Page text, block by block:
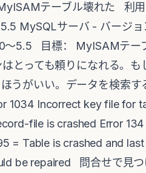
テーブル壊れた 利
MySQLサーバ - バージ
〜5.5 目標： MyISAMテ
とっても頼りになれる。
うがいい。データを検索
1034 Incorrect key file for
file is crashed Error
= Table is crashed and
be repaired 問合せで見